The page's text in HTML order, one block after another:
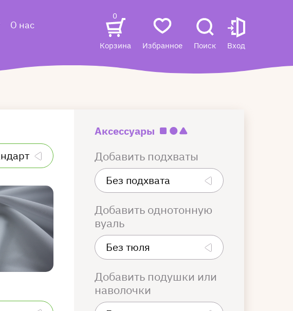
О нас
0
Корзина Избранное Поиск Вход
Аксессуары
Добавить подхваты
Добавить однотонную
вуаль
Добавить подушки или
наволочки